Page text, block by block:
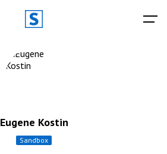
Eugene Kostin
sandbox